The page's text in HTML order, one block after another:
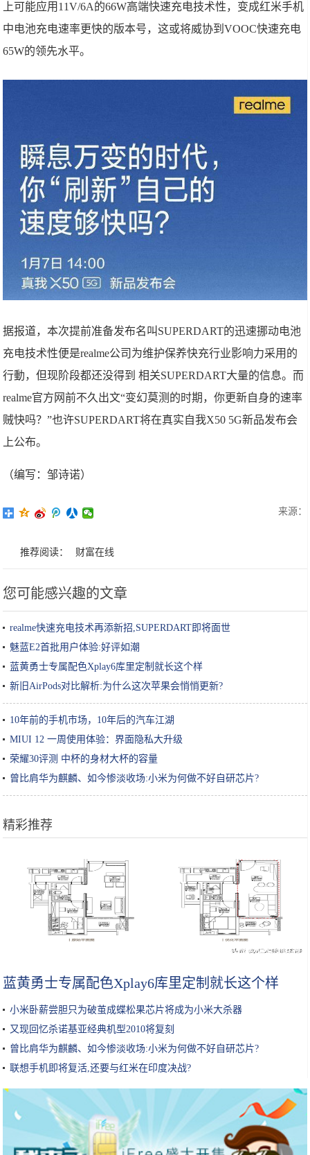
上可能应用11V/6A的66W高端快速充电技术性，变成红米手机
中电池充电速率更快的版本号，这或将威协到VOOC快速充电
65W的领先水平。
据报道，本次提前准备发布名叫SUPERDART的迅速挪动电池
充电技术性便是realme公司为维护保养快充行业影响力采用的
行動，但现阶段都还没得到 相关SUPERDART大量的信息。而
realme官方网前不久出文“变幻莫测的时期，你更新自身的速率
贼快吗？”也许SUPERDART将在真实自我X50 5G新品发布会
上公布。
（编写：邹诗诺）
来源：
推荐阅读： 财富在线
您可能感兴趣的文章
realme快速充电技术再添新招,SUPERDART即将面世
魅蓝E2首批用户体验:好评如潮
蓝黄勇士专属配色Xplay6库里定制就长这个样
新旧AirPods对比解析:为什么这次苹果会悄悄更新?
10年前的手机市场，10年后的汽车江湖
MIUI 12 一周使用体验：界面隐私大升级
荣耀30评测 中杯的身材大杯的容量
曾比肩华为麒麟、如今惨淡收场:小米为何做不好自研芯片?
精彩推荐
精装房不好看不要紧，家具陈设和软装配饰一换，照样漂亮又有格调
蓝黄勇士专属配色Xplay6库里定制就长这个样
小米卧薪尝胆只为破茧成蝶松果芯片将成为小米大杀器
又现回忆杀诺基亚经典机型2010将复刻
曾比肩华为麒麟、如今惨淡收场:小米为何做不好自研芯片?
联想手机即将复活,还要与红米在印度决战?